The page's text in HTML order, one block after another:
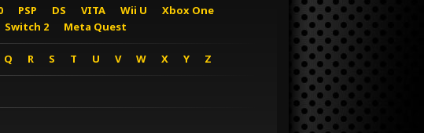
PSP DS VITA Wii U
Xbox One
Switch 2 Meta Quest
Q R S T U V W X Y Z